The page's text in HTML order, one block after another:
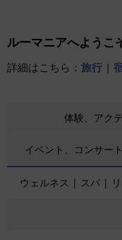
ルーマニアへようこ
詳細はこちら： 旅行 |
体験、アク
イベント、コンサー
ウェルネス | スパ | リ